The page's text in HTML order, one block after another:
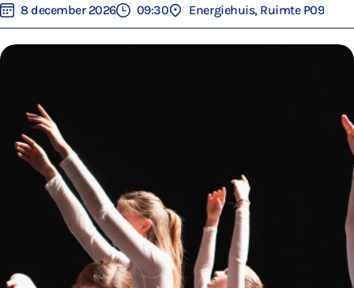
8 december 2026 09:30 Energiehuis, Ruimte P09